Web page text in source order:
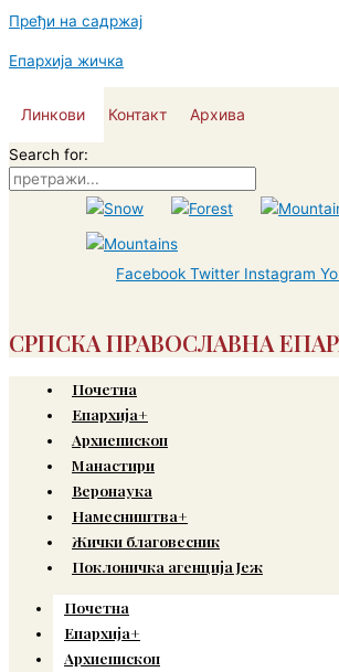
Пређи на садржај
Епархија жичка
Линкови Контакт Архива
Search for:
Facebook Twitter Instagram
СРПСКА ПРАВОСЛАВНА
Почетна
Епархија+
Архиепископ
Манастири
Веронаука
Намесништва+
Жички благовесник
Поклоничка агенција Јеж
Почетна
Епархија+
Архиепископ